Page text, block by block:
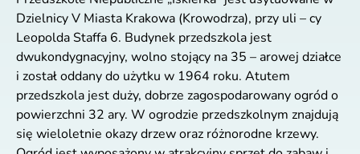
Dzielnicy V Miasta Krakowa (Krowodrza), przy uli – cy
Leopolda Staffa 6. Budynek przedszkola jest
dwukondygnacyjny, wolno stojący na 35 – arowej działce
i został oddany do użytku w 1964 roku. Atutem
przedszkola jest duży, dobrze zagospodarowany ogród o
powierzchni 32 ary. W ogrodzie przedszkolnym znajdują
się wieloletnie okazy drzew oraz różnorodne krzewy.